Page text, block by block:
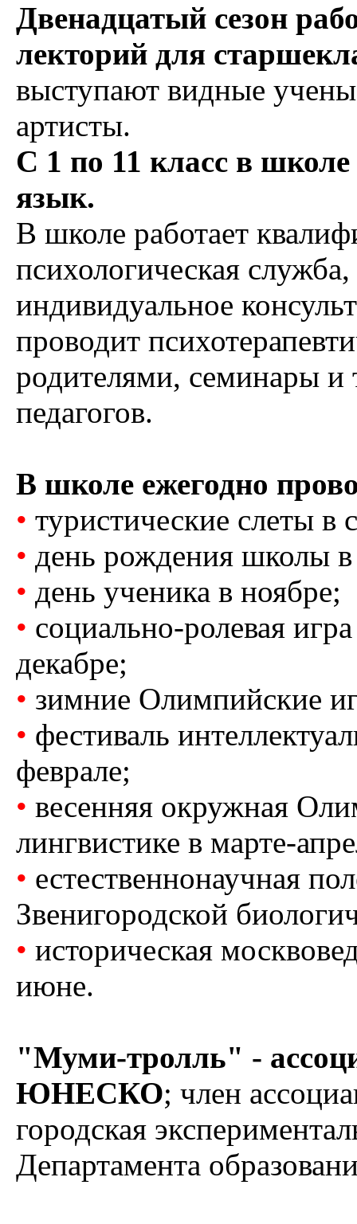
Двенадцатый сезон
лекторий для
выступают видные
артисты.
С 1 по 11 класс в
язык.
В школе работает
психологическая
индивидуальное
проводит
родителями, семинары и
педагогов.
В школе ежегодно
• туристические слеты в
• день рождения школы в
• день ученика в ноябре;
• социально-ролевая
декабре;
• зимние Олимпийские
• фестиваль
феврале;
• весенняя окружная
лингвистике в марте-
• естественнонаучная
Звенигородской
• историческая
июне.
"Муми-тролль" -
ЮНЕСКО; член
городская
Департамента